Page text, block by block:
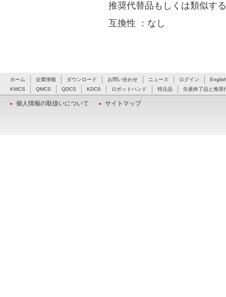
推奨代替品もしくは類似す
互換性 ：なし
ホーム 企業情報 ダウンロード お問い合わせ ニュース ログイン
KWCS
QMCS QDCS KDCS ロボットハンド 特注品 生産終了品と推奨
個人情報の取扱いについて サイトマップ